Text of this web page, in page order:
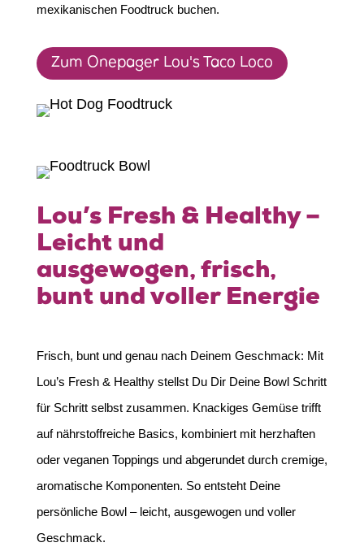
mexikanischen Foodtruck buchen.
Zum Onepager Lou's Taco Loco
Lou’s Fresh & Healthy –
Leicht und
ausgewogen, frisch,
bunt und voller Energie
Frisch, bunt und genau nach Deinem Geschmack: Mit
Lou’s Fresh & Healthy stellst Du Dir Deine Bowl Schritt
für Schritt selbst zusammen. Knackiges Gemüse trifft
auf nährstoffreiche Basics, kombiniert mit herzhaften
oder veganen Toppings und abgerundet durch cremige,
aromatische Komponenten. So entsteht Deine
persönliche Bowl – leicht, ausgewogen und voller
Geschmack.